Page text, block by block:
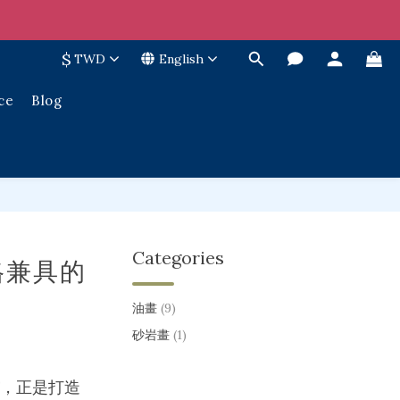
$ TWD English
Blog
具的
，正是打造
Categories
油畫 (9)
砂岩畫 (1)